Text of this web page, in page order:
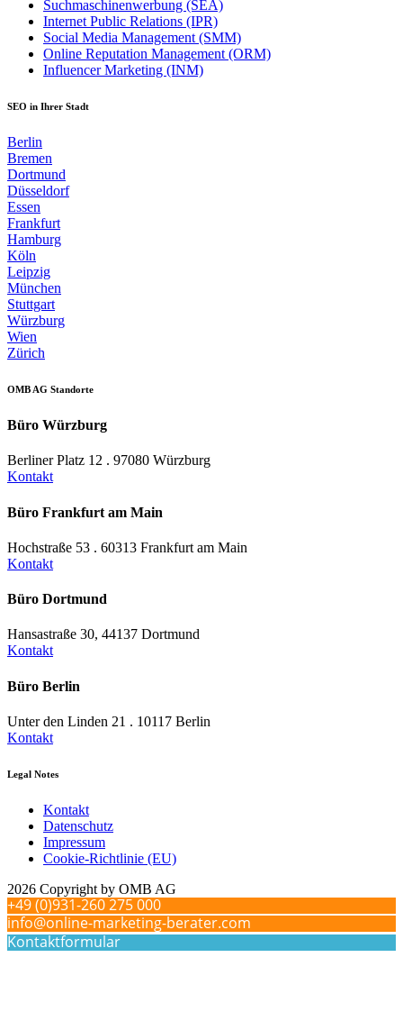
Suchmaschinenwerbung (SEA)
Internet Public Relations (IPR)
Social Media Management (SMM)
Online Reputation Management (ORM)
Influencer Marketing (INM)
SEO in Ihrer Stadt
Berlin
Bremen
Dortmund
Düsseldorf
Essen
Frankfurt
Hamburg
Köln
Leipzig
München
Stuttgart
Würzburg
Wien
Zürich
OMB AG Standorte
Büro Würzburg
Berliner Platz 12 . 97080 Würzburg
Kontakt
Büro Frankfurt am Main
Hochstraße 53 . 60313 Frankfurt am Main
Kontakt
Büro Dortmund
Hansastraße 30, 44137 Dortmund
Kontakt
Büro Berlin
Unter den Linden 21 . 10117 Berlin
Kontakt
Legal Notes
Kontakt
Datenschutz
Impressum
Cookie-Richtlinie (EU)
2026 Copyright by OMB AG
+49 (0)931-260 275 000
info@online-marketing-berater.com
Kontaktformular